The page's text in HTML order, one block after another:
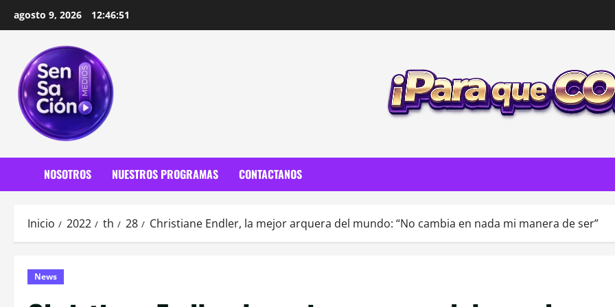
agosto 9, 2026 12:46:53
NOSOTROS NUESTROS PROGRAMAS CONTACTANOS
Inicio 2022 th 28 Christiane Endler, la mejor arquera del mundo: “No cambia en nada mi manera de ser”
News